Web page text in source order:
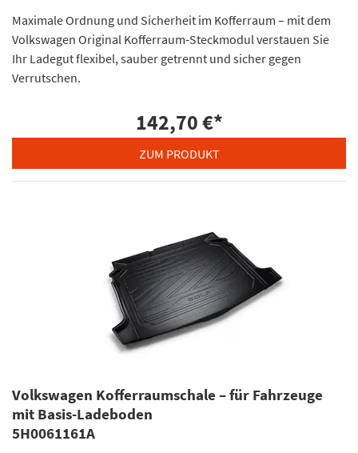
Maximale Ordnung und Sicherheit im Kofferraum – mit dem
Volkswagen Original Kofferraum-Steckmodul verstauen Sie
Ihr Ladegut flexibel, sauber getrennt und sicher gegen
Verrutschen.
142,70 €*
ZUM PRODUKT
Volkswagen Kofferraumschale – für Fahrzeuge
mit Basis-Ladeboden
5H0061161A